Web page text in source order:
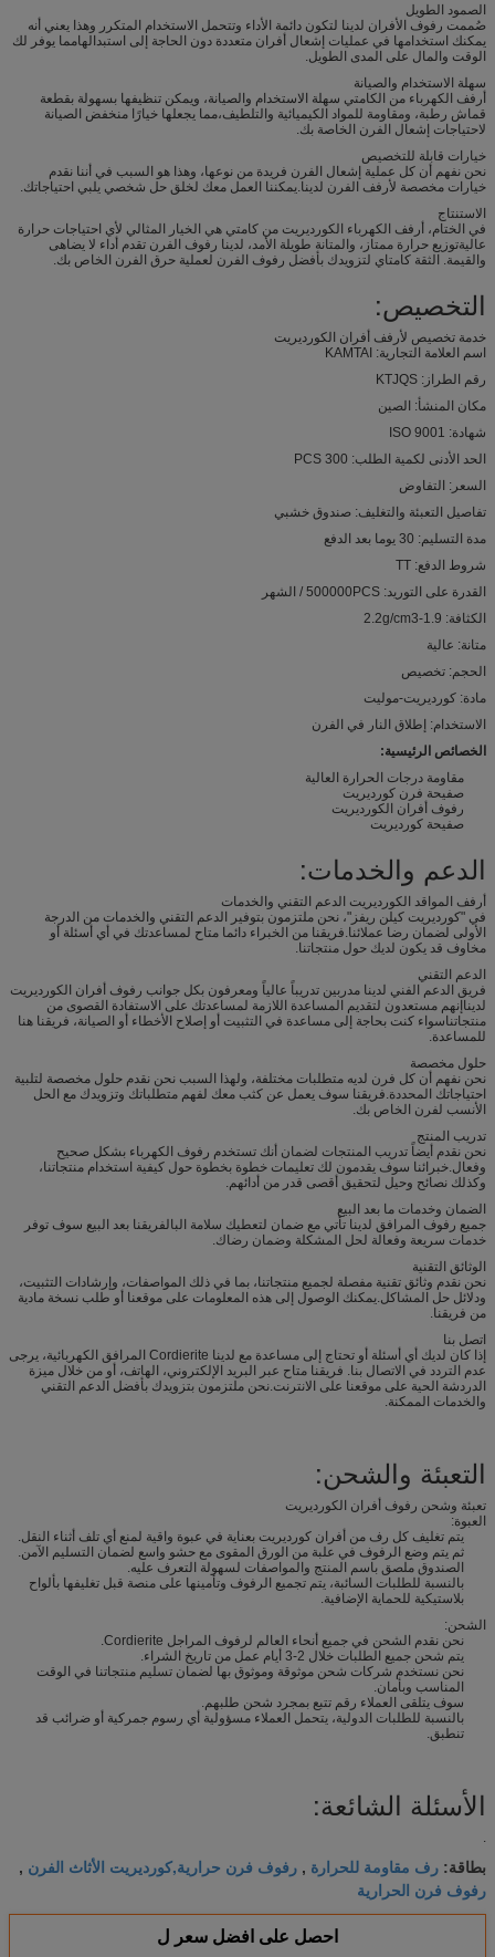
الصمود الطويل
صُممت رفوف الأفران لدينا لتكون دائمة الأداء وتتحمل الاستخدام المتكرر وهذا يعني أنه
يمكنك استخدامها في عمليات إشعال أفران متعددة دون الحاجة إلى استبدالهامما يوفر لك
الوقت والمال على المدى الطويل.
سهلة الاستخدام والصيانة
أرفف الكهرباء من الكامتي سهلة الاستخدام والصيانة، ويمكن تنظيفها بسهولة بقطعة
قماش رطبة، ومقاومة للمواد الكيميائية والتلطيف،مما يجعلها خيارًا منخفض الصيانة
لاحتياجات إشعال الفرن الخاصة بك.
خيارات قابلة للتخصيص
نحن نفهم أن كل عملية إشعال الفرن فريدة من نوعها، وهذا هو السبب في أننا نقدم
خيارات مخصصة لأرفف الفرن لدينا.يمكننا العمل معك لخلق حل شخصي يلبي احتياجاتك.
الاستنتاج
في الختام، أرفف الكهرباء الكورديريت من كامتي هي الخيار المثالي لأي احتياجات حرارة
عاليةتوزيع حرارة ممتاز، والمتانة طويلة الأمد، لدينا رفوف الفرن تقدم أداء لا يضاهى
والقيمة. الثقة كامتاي لتزويدك بأفضل رفوف الفرن لعملية حرق الفرن الخاص بك.
التخصيص:
خدمة تخصيص لأرفف أفران الكورديريت
اسم العلامة التجارية: KAMTAI
رقم الطراز: KTJQS
مكان المنشأ: الصين
شهادة: ISO 9001
الحد الأدنى لكمية الطلب: 300 PCS
السعر: التفاوض
تفاصيل التعبئة والتغليف: صندوق خشبي
مدة التسليم: 30 يوما بعد الدفع
شروط الدفع: TT
القدرة على التوريد: 500000PCS / الشهر
الكثافة: 1.9-2.2g/cm3
متانة: عالية
الحجم: تخصيص
مادة: كورديريت-موليت
الاستخدام: إطلاق النار في الفرن
الخصائص الرئيسية:
مقاومة درجات الحرارة العالية
صفيحة فرن كورديريت
رفوف أفران الكورديريت
صفيحة كورديريت
الدعم والخدمات:
أرفف المواقد الكورديريت الدعم التقني والخدمات
في "كورديريت كيلن ريفز"، نحن ملتزمون بتوفير الدعم التقني والخدمات من الدرجة
الأولى لضمان رضا عملائنا.فريقنا من الخبراء دائما متاح لمساعدتك في أي أسئلة أو
مخاوف قد يكون لديك حول منتجاتنا.
الدعم التقني
فريق الدعم الفني لدينا مدربين تدريباً عالياً ومعرفون بكل جوانب رفوف أفران الكورديريت
لديناإنهم مستعدون لتقديم المساعدة اللازمة لمساعدتك على الاستفادة القصوى من
منتجاتناسواء كنت بحاجة إلى مساعدة في التثبيت أو إصلاح الأخطاء أو الصيانة، فريقنا هنا
للمساعدة.
حلول مخصصة
نحن نفهم أن كل فرن لديه متطلبات مختلفة، ولهذا السبب نحن نقدم حلول مخصصة لتلبية
احتياجاتك المحددة.فريقنا سوف يعمل عن كثب معك لفهم متطلباتك وتزويدك مع الحل
الأنسب لفرن الخاص بك.
تدريب المنتج
نحن نقدم أيضاً تدريب المنتجات لضمان أنك تستخدم رفوف الكهرباء بشكل صحيح
وفعال.خبرائنا سوف يقدمون لك تعليمات خطوة بخطوة حول كيفية استخدام منتجاتنا،
وكذلك نصائح وحيل لتحقيق أقصى قدر من أدائهم.
الضمان وخدمات ما بعد البيع
جميع رفوف المرافق لدينا تأتي مع ضمان لتعطيك سلامة البالفريقنا بعد البيع سوف توفر
خدمات سريعة وفعالة لحل المشكلة وضمان رضاك.
الوثائق التقنية
نحن نقدم وثائق تقنية مفصلة لجميع منتجاتنا، بما في ذلك المواصفات، وإرشادات التثبيت،
ودلائل حل المشاكل.يمكنك الوصول إلى هذه المعلومات على موقعنا أو طلب نسخة مادية
من فريقنا.
اتصل بنا
إذا كان لديك أي أسئلة أو تحتاج إلى مساعدة مع لدينا Cordierite المرافق الكهربائية، يرجى
عدم التردد في الاتصال بنا. فريقنا متاح عبر البريد الإلكتروني، الهاتف، أو من خلال ميزة
الدردشة الحية على موقعنا على الانترنت.نحن ملتزمون بتزويدك بأفضل الدعم التقني
والخدمات الممكنة.
التعبئة والشحن:
تعبئة وشحن رفوف أفران الكورديريت
العبوة:
يتم تغليف كل رف من أفران كورديريت بعناية في عبوة واقية لمنع أي تلف أثناء النقل.
ثم يتم وضع الرفوف في علبة من الورق المقوى مع حشو واسع لضمان التسليم الآمن.
الصندوق ملصق باسم المنتج والمواصفات لسهولة التعرف عليه.
بالنسبة للطلبات السائبة، يتم تجميع الرفوف وتأمينها على منصة قبل تغليفها بألواح
بلاستيكية للحماية الإضافية.
الشحن:
نحن نقدم الشحن في جميع أنحاء العالم لرفوف المراجل Cordierite.
يتم شحن جميع الطلبات خلال 2-3 أيام عمل من تاريخ الشراء.
نحن نستخدم شركات شحن موثوقة وموثوق بها لضمان تسليم منتجاتنا في الوقت
المناسب وبأمان.
سوف يتلقى العملاء رقم تتبع بمجرد شحن طلبهم.
بالنسبة للطلبات الدولية، يتحمل العملاء مسؤولية أي رسوم جمركية أو ضرائب قد
تنطبق.
الأسئلة الشائعة:
.
بطاقة: رف مقاومة للحرارة , رفوف فرن حرارية,كورديريت الأثاث الفرن ,
رفوف فرن الحرارية
احصل على افضل سعر ل